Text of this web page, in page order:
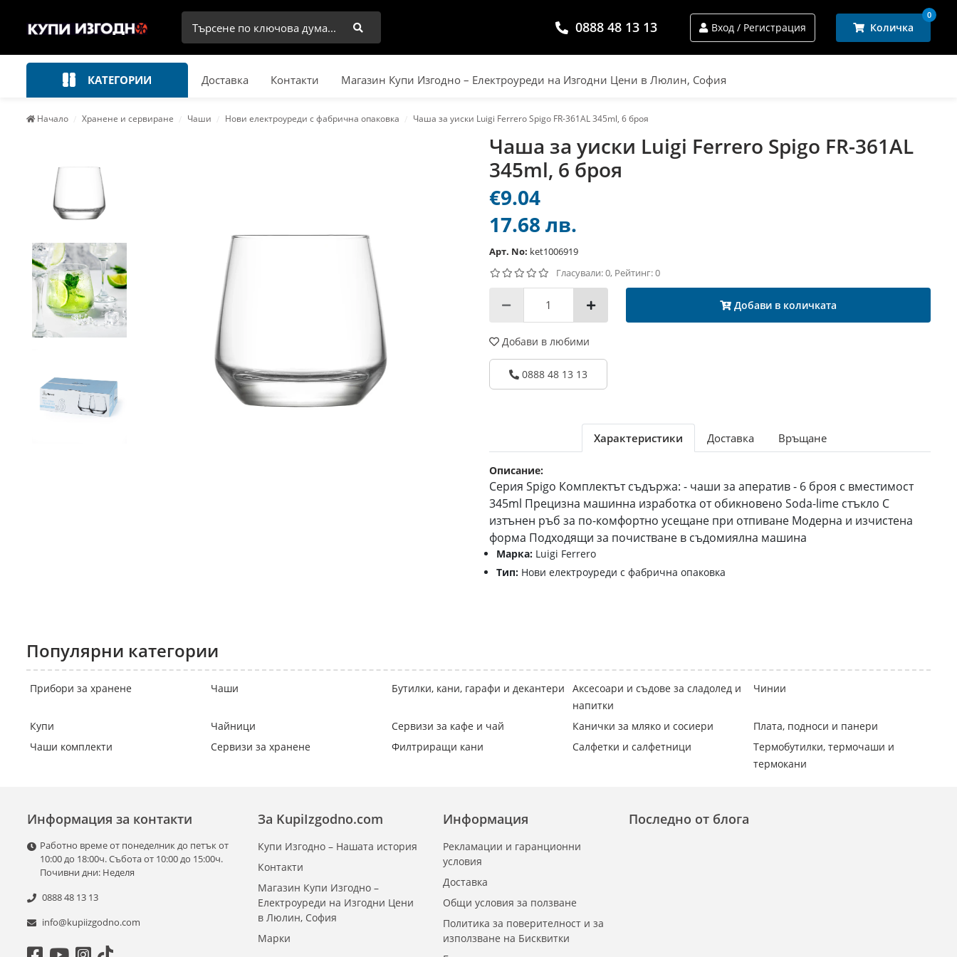
Търси 0888 48 13 13 Вход / Регистрация Количка
0
КАТЕГОРИИ Доставка Контакти Магазин Купи Изгодно – Електроуреди на Изгодни Цени в Люлин, София
Начало Хранене и сервиране Чаши Нови електроуреди с фабрична опаковка Чаша за уиски Luigi Ferrero Spigo FR-361AL 345ml, 6 броя
Чаша за уиски Luigi Ferrero Spigo FR-361AL
345ml, 6 броя
€9.04
17.68 лв.
Арт. No: ket1006919
Гласували: 0, Рейтинг: 0
Добави в количката
Добави в любими
0888 48 13 13
Характеристики Доставка Връщане
Описание:
Серия Spigo Комплектът съдържа: - чаши за аператив - 6 броя с вместимост
345ml Прецизна машинна изработка от обикновено Soda-lime стъкло С
изтънен ръб за по-комфортно усещане при отпиване Модерна и изчистена
форма Подходящи за почистване в съдомиялна машина
Марка: Luigi Ferrero
Тип: Нови електроуреди с фабрична опаковка
Популярни категории
Прибори за хранене Чаши Бутилки, кани, гарафи и декантери
Аксесоари и съдове за сладолед и
напитки
Чинии
Купи Чайници Сервизи за кафе и чай Канички за мляко и сосиери
Плата, подноси и панери
Чаши комплекти
Сервизи за хранене Филтриращи кани Салфетки и салфетници
Термобутилки, термочаши и
термокани
Информация за контакти
Работно време от понеделник до петък от
10:00 до 18:00ч. Събота от 10:00 до 15:00ч.
Почивни дни: Неделя
0888 48 13 13
info@kupiizgodno.com
Информация
Рекламации и гаранционни
условия
Доставка
Общи условия за ползване
Политика за поверителност и за
използване на Бисквитки
За KupiIzgodno.com
Купи Изгодно – Нашата история
Контакти
Магазин Купи Изгодно –
Електроуреди на Изгодни Цени
в Люлин, София
Марки
Последно от блога